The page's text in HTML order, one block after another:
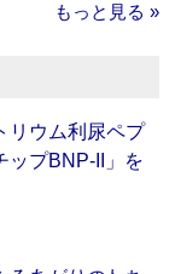
もっと見る »
リウム利尿ペプ
ップBNP-II」を